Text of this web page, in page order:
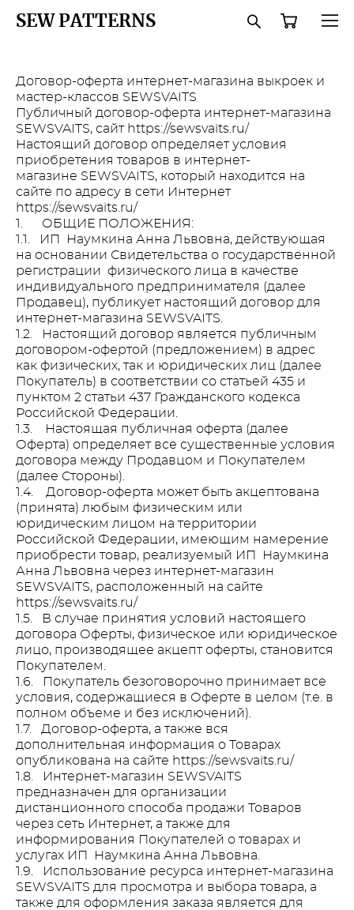
SEW PATTERNS
Договор-оферта интернет-магазина выкроек и
мастер-классов SEWSVAITS
Публичный договор-оферта интернет-магазина
SEWSVAITS, сайт https://sewsvaits.ru/
Настоящий договор определяет условия
приобретения товаров в интернет-
магазине SEWSVAITS, который находится на
сайте по адресу в сети Интернет
https://sewsvaits.ru/
1. ОБЩИЕ ПОЛОЖЕНИЯ:
1.1. ИП Наумкина Анна Львовна, действующая
на основании Свидетельства о государственной
регистрации физического лица в качестве
индивидуального предпринимателя (далее
Продавец), публикует настоящий договор для
интернет-магазина SEWSVAITS.
1.2. Настоящий договор является публичным
договором-офертой (предложением) в адрес
как физических, так и юридических лиц (далее
Покупатель) в соответствии со статьей 435 и
пунктом 2 статьи 437 Гражданского кодекса
Российской Федерации.
1.3. Настоящая публичная оферта (далее
Оферта) определяет все существенные условия
договора между Продавцом и Покупателем
(далее Стороны).
1.4. Договор-оферта может быть акцептована
(принята) любым физическим или
юридическим лицом на территории
Российской Федерации, имеющим намерение
приобрести товар, реализуемый ИП Наумкина
Анна Львовна через интернет-магазин
SEWSVAITS, расположенный на сайте
https://sewsvaits.ru/
1.5. В случае принятия условий настоящего
договора Оферты, физическое или юридическое
лицо, производящее акцепт оферты, становится
Покупателем.
1.6. Покупатель безоговорочно принимает все
условия, содержащиеся в Оферте в целом (т.е. в
полном объеме и без исключений).
1.7. Договор-оферта, а также вся
дополнительная информация о Товарах
опубликована на сайте https://sewsvaits.ru/
1.8. Интернет-магазин SEWSVAITS
предназначен для организации
дистанционного способа продажи Товаров
через сеть Интернет, а также для
информирования Покупателей о товарах и
услугах ИП Наумкина Анна Львовна.
1.9. Использование ресурса интернет-магазина
SEWSVAITS для просмотра и выбора товара, а
также для оформления заказа является для